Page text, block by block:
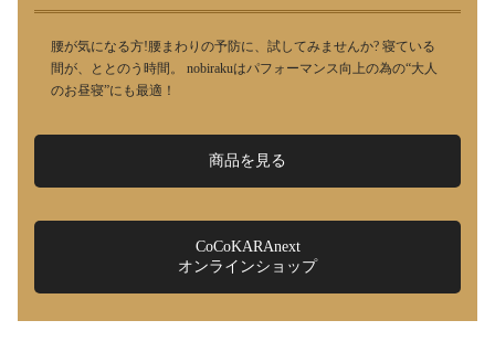
腰が気になる方!腰まわりの予防に、試してみませんか? 寝ている
間が、ととのう時間。 nobirakuはパフォーマンス向上の為の“大人
のお昼寝”にも最適！
商品を見る
CoCoKARAnext
オンラインショップ